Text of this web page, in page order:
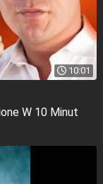
10:01
W 10 Minut